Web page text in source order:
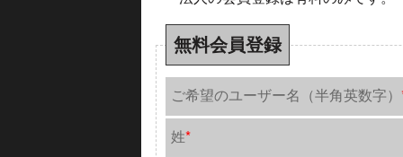
無料会員登録
ご希望のユーザー名（半角英数字）
姓*